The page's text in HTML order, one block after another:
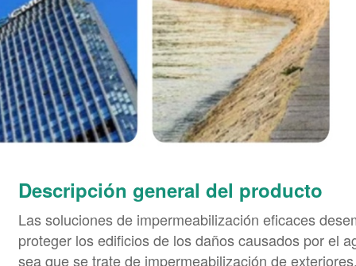
Descripción general del producto
Las soluciones de impermeabilización eficaces
proteger los edificios de los daños causados por el
sea que se trate de impermeabilización de